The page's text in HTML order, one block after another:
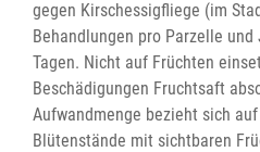
gegen Kirschessigfliege (im
Behandlungen pro Parzelle
Tagen. Nicht auf Früchten
Beschädigungen Fruchtsaft
Aufwandmenge bezieht sich
Blütenstände mit sichtbaren